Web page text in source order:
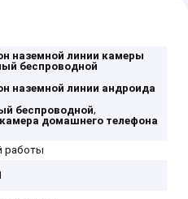
наземной линии камеры
беспроводной
наземной линии андроида
беспроводной,
домашнего телефона
работы